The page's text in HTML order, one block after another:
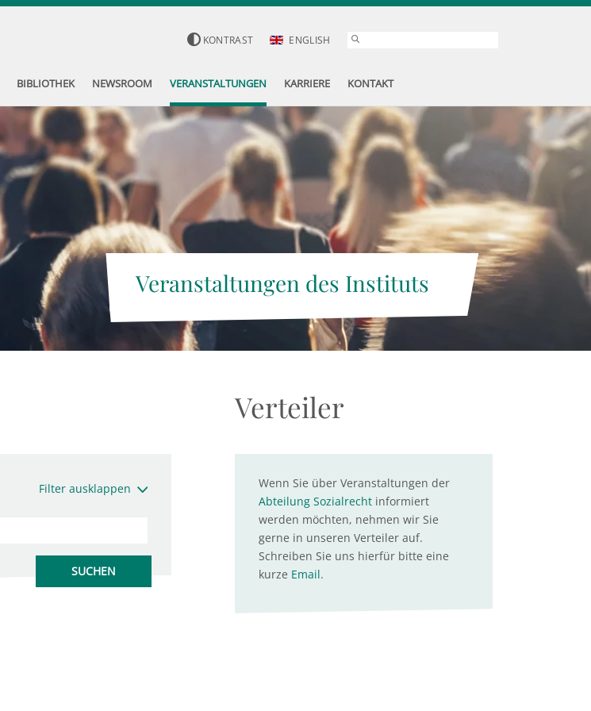
KONTRAST ENGLISH
BIBLIOTHEK NEWSROOM VERANSTALTUNGEN KARRIERE KONTAKT
Veranstaltungen des Instituts
Filter ausklappen
Verteiler
Wenn Sie über Veranstaltungen der
Abteilung Sozialrechtinformiert
werden möchten, nehmen wir Sie
gerne in unseren Verteiler auf.
Schreiben Sie uns hierfür bitte eine
kurze Email.